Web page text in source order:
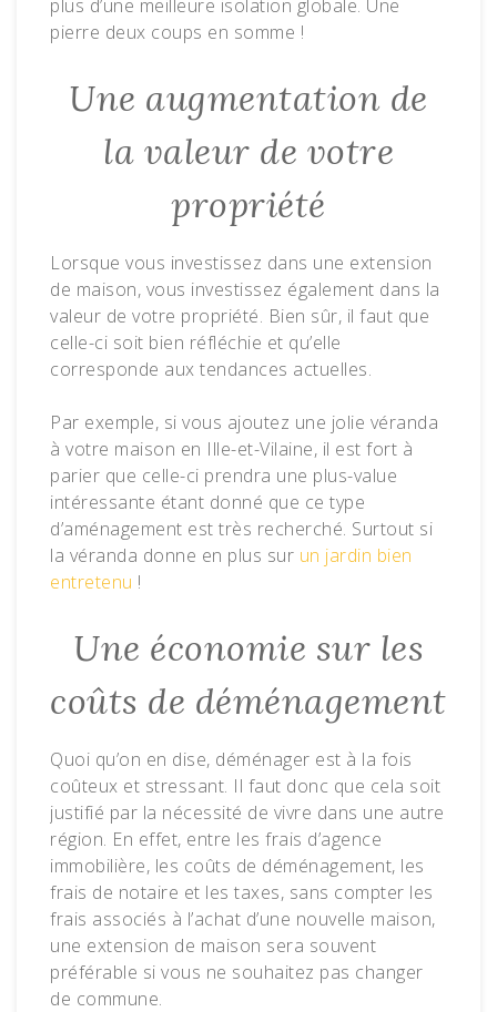
plus d’une meilleure isolation globale. Une
pierre deux coups en somme !
Une augmentation de
la valeur de votre
propriété
Lorsque vous investissez dans une extension
de maison, vous investissez également dans la
valeur de votre propriété. Bien sûr, il faut que
celle-ci soit bien réfléchie et qu’elle
corresponde aux tendances actuelles.
Par exemple, si vous ajoutez une jolie véranda
à votre maison en Ille-et-Vilaine, il est fort à
parier que celle-ci prendra une plus-value
intéressante étant donné que ce type
d’aménagement est très recherché. Surtout si
la véranda donne en plus sur un jardin bien
entretenu !
Une économie sur les
coûts de déménagement
Quoi qu’on en dise, déménager est à la fois
coûteux et stressant. Il faut donc que cela soit
justifié par la nécessité de vivre dans une autre
région. En effet, entre les frais d’agence
immobilière, les coûts de déménagement, les
frais de notaire et les taxes, sans compter les
frais associés à l’achat d’une nouvelle maison,
une extension de maison sera souvent
préférable si vous ne souhaitez pas changer
de commune.